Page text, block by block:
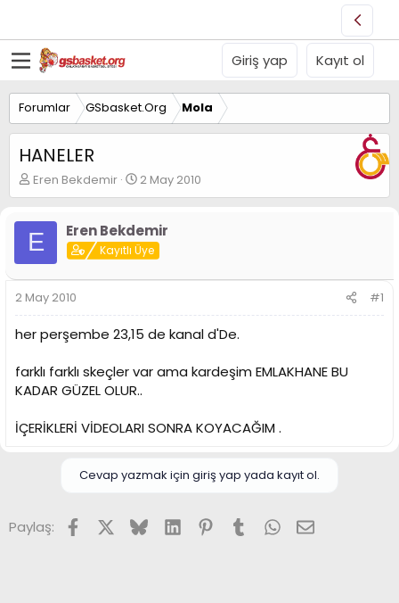
Giriş yap Kayıt ol
Forumlar GSbasket.Org Mola
HANELER
K
o
u
y
B
a
ş
a
a
n
Eren Bekdemir
B
a
l
a
n
g
a
i
2 May 2010
E Eren Bekdemir
Kayıtlı Üye
2 May 2010 #1
her perşembe 23,15 de kanal d'De.
farklı farklı skeçler var ama kardeşim EMLAKHANE BU
KADAR GÜZEL OLUR..
İÇERİKLERİ VİDEOLARI SONRA KOYACAĞIM .
Cevap yazmak için giriş yap yada kayıt ol.
Paylaş: FacebookX (Twitter)
BlueskyLinkedInPinterest
TumblrWhatsApp
E-posta